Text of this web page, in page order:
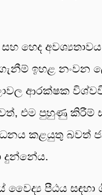
හෙද අවශ්‍යතාවය
ඉහළ නංවන
ආරක්ෂක
එම පුහුණු කිරීම්
කළයුතු බවත්
දුන්නේය.
වෛද්‍ය පීඨය